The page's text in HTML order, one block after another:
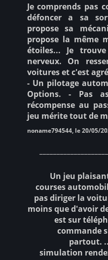
Je comprends pas
défoncer a sa
propose sa
propose la même
étoiles... Je
nerveux. On
voitures et c'est
- Un pilotage
Options. - Pas
récompense au
jeu mérite tout de
noname794544, le 20/05/
Un jeu
courses
pas diriger la
moins que d'avoir
est sur
commande
partout.
simulation